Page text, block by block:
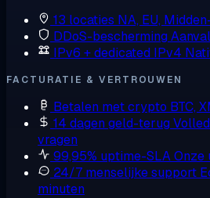
13 locaties NA, EU,
DDoS-bescherming
IPv6 + dedicated IPv4
FACTURATIE & VERTROUWEN
Betalen met crypto BTC,
14 dagen geld-terug
vragen
99,95% uptime-SLAOnze
24/7 menselijke support
minuten